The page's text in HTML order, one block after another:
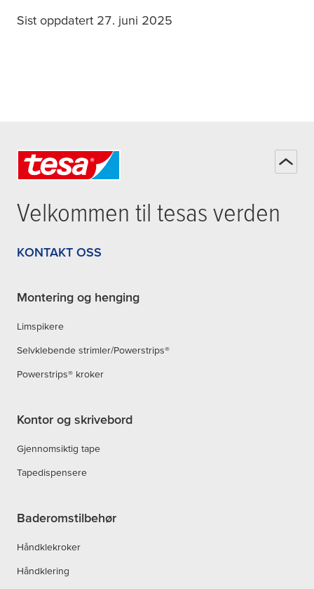
Sist oppdatert 27. juni 2025
Velkommen til tesas verden
KONTAKT OSS
Montering og henging
Limspikere
Selvklebende strimler/Powerstrips®
Powerstrips® kroker
Kontor og skrivebord
Gjennomsiktig tape
Tapedispensere
Baderomstilbehør
Håndklekroker
Håndklering